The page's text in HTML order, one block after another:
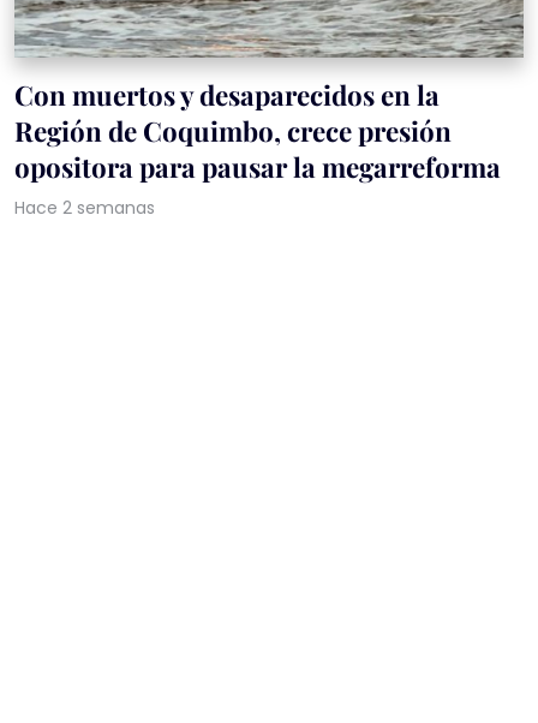
Con muertos y desaparecidos en la
Región de Coquimbo, crece presión
opositora para pausar la megarreforma
Hace 2 semanas